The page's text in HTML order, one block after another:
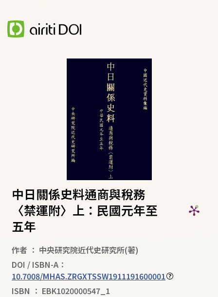
中日關係史料通商與稅務
〈禁運附〉上：民國元年至
五年
作者 ： 中央研究院近代史研究所(著)
DOI / ISBN-A：
10.7008/MHAS.ZRGXTSSW1911191600001
ISBN ： EBK1020000547_1